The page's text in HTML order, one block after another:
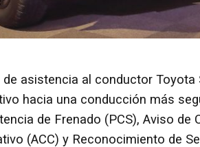
asistencia al conductor Toyota
hacia una conducción más
de Frenado (PCS), Aviso de
(ACC) y Reconocimiento de